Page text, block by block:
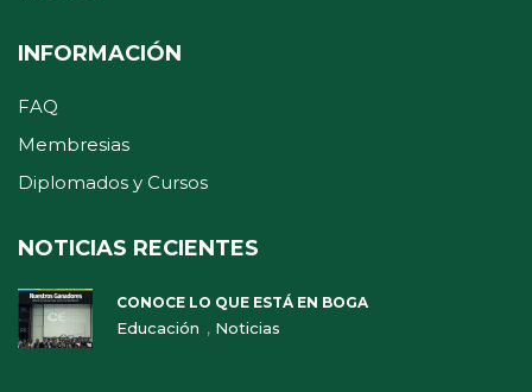
INFORMACIÓN
FAQ
Membresias
Diplomados y Cursos
NOTICIAS RECIENTES
CONOCE LO QUE ESTÁ EN BOGA
Educación , Noticias